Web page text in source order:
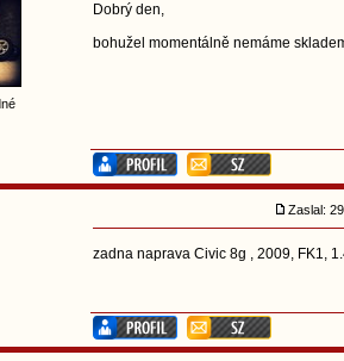
Dobrý den,
bohužel momentálně nemáme
Zaslal:
zadna naprava Civic 8g , 2009, FK1,